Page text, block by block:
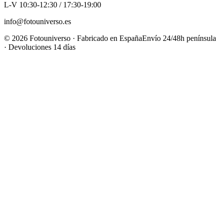
L-V 10:30-12:30 / 17:30-19:00
info@fotouniverso.es
© 2026 Fotouniverso · Fabricado en EspañaEnvío 24/48h península
· Devoluciones 14 días